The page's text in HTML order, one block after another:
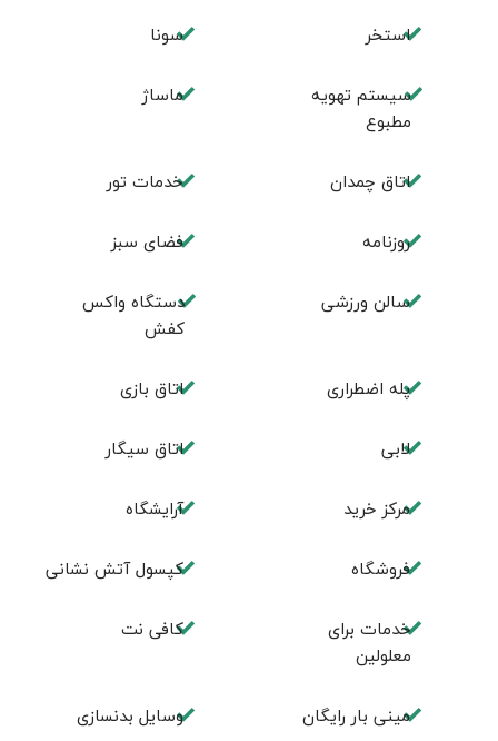
استخر سونا
سیستم تهویه
مطبوع
ماساژ
اتاق چمدان خدمات تور
روزنامه فضای سبز
سالن ورزشی
دستگاه واکس
کفش
پله اضطراری اتاق بازی
لابی اتاق سیگار
مرکز خرید آرایشگاه
فروشگاه کپسول آتش نشانی
خدمات برای
معلولین
کافی نت
مینی بار رایگان وسایل بدنسازی